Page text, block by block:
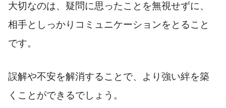
大切なのは、疑問に思ったことを無視せずに、
相手としっかりコミュニケーションをとること
です。
誤解や不安を解消することで、より強い絆を築
くことができるでしょう。